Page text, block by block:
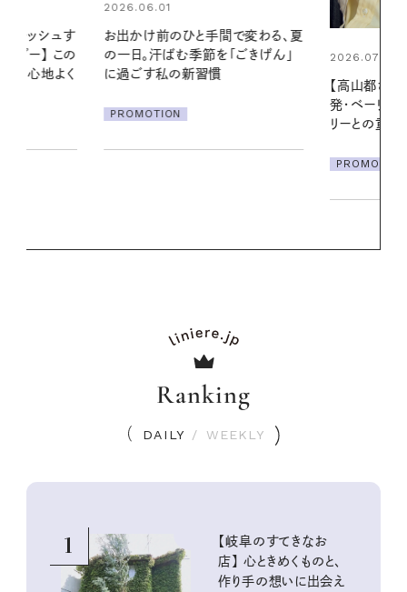
変わる、夏
ごきげん」
2026.07.21
発・ベーリングの腕時計】 アクセサ
リーとの重ねづけも素敵な大人の
2026.06.01
える夜の爽
PROMOTION
Ranking
DAILY / WEEKLY
1
【岐阜のすてきなお
店】 心ときめくものと、
作り手の想いに出会え